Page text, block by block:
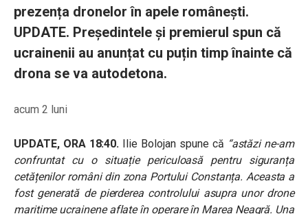
prezența dronelor în apele românești.
UPDATE. Președintele și premierul spun că
ucrainenii au anunțat cu puțin timp înainte că
drona se va autodetona.
acum 2 luni
UPDATE, ORA 18:40. Ilie Bolojan spune că “astăzi ne-am
confruntat cu o situație periculoasă pentru siguranța
cetățenilor români din zona Portului Constanța. Aceasta a
fost generată de pierderea controlului asupra unor drone
maritime ucrainene aflate în operare în Marea Neagră. Una